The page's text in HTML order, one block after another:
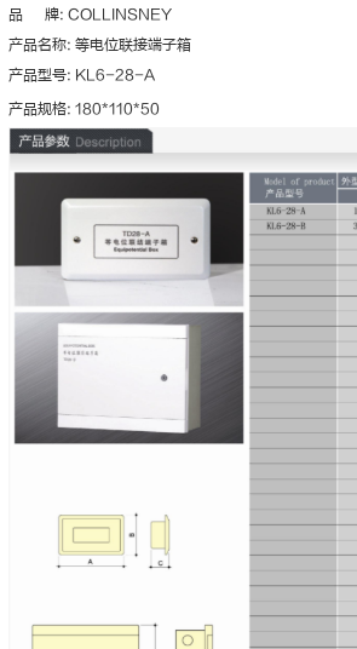
品 牌: COLLINSNEY
产品名称: 等电位联接端子箱
产品型号: KL6-28-A
产品规格: 180*110*50